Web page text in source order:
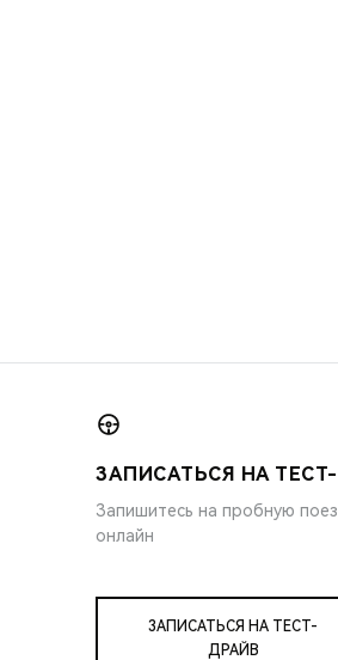
ЗАПИСАТЬСЯ НА
Запишитесь на пробную
онлайн
ЗАПИСАТЬСЯ НА ТЕСТ-
ДРАЙВ